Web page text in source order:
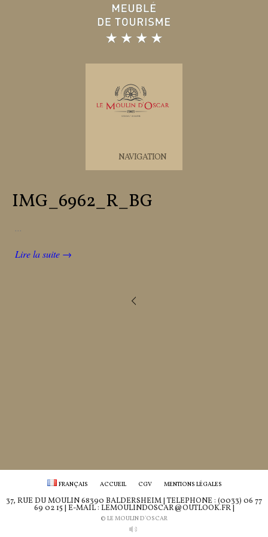
NAVIGATION
IMG_6962_R_BG
...
Lire la suite →
FRANÇAIS ACCUEIL CGV MENTIONS LÉGALES
37, RUE DU MOULIN 68390 BALDERSHEIM | TÉLÉPHONE : (0033) 06 77
69 02 15 | E-MAIL : LEMOULINDOSCAR@OUTLOOK.FR |
© LE MOULIN D'OSCAR